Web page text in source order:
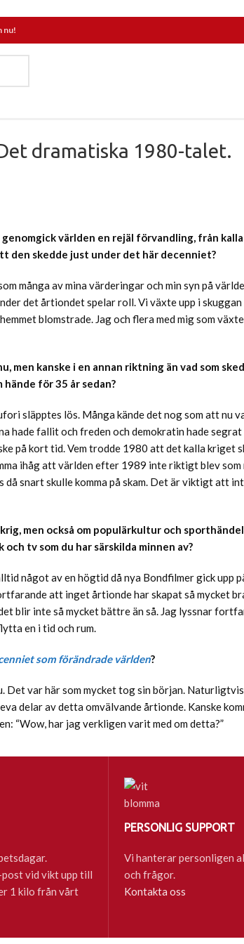
nu!
dramatiska 1980-talet.
världen en rejäl förvandling, från
den skedde just under det här decenniet?
många av mina värderingar och min syn på
det årtiondet spelar roll. Vi växte upp i
blomstrade. Jag och flera med mig som
kanske i en annan riktning än vad som
hände för 35 år sedan?
släpptes lös. Många kände det nog som att nu
hade fallit och freden och demokratin hade
på kort tid. Vem trodde 1980 att det kalla kriget
ihåg att världen efter 1989 inte riktigt blev som
snart skulle komma på skam. Det är viktigt att
men också om populärkultur och
tv som du har särskilda minnen av?
något av en högtid då nya Bondfilmer gick upp
att inget årtionde har skapat så mycket
blir inte så mycket bättre än så. Jag lyssnar
en i tid och rum.
som förändrade världen?
Det var här som mycket tog sin början.
delar av detta omvälvande årtionde. Kanske
“Wow, har jag verkligen varit med om detta?”
post vid vikt upp till
1 kilo från vårt
PERSONLIG SUPPORT
Vi hanterar personligen
och frågor.
Kontakta oss
nytt